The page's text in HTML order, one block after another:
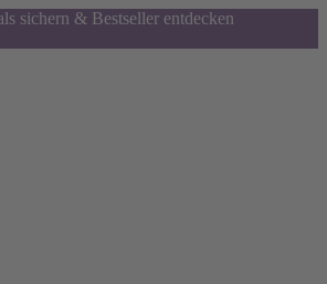
sichern & Bestseller entdecken